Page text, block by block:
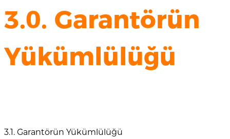
3.0. Garantörün
Yükümlülüğü
3.1. Garantörün Yükümlülüğü